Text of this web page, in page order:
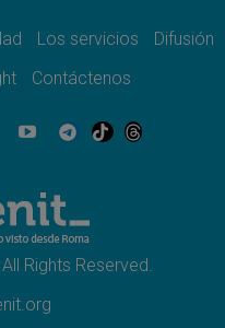
del Evangelio
a las religiosas en el
de empoderamiento
Viaje Apostólico del
Los servicios
Difusión
Contáctenos
Rights Reserved.